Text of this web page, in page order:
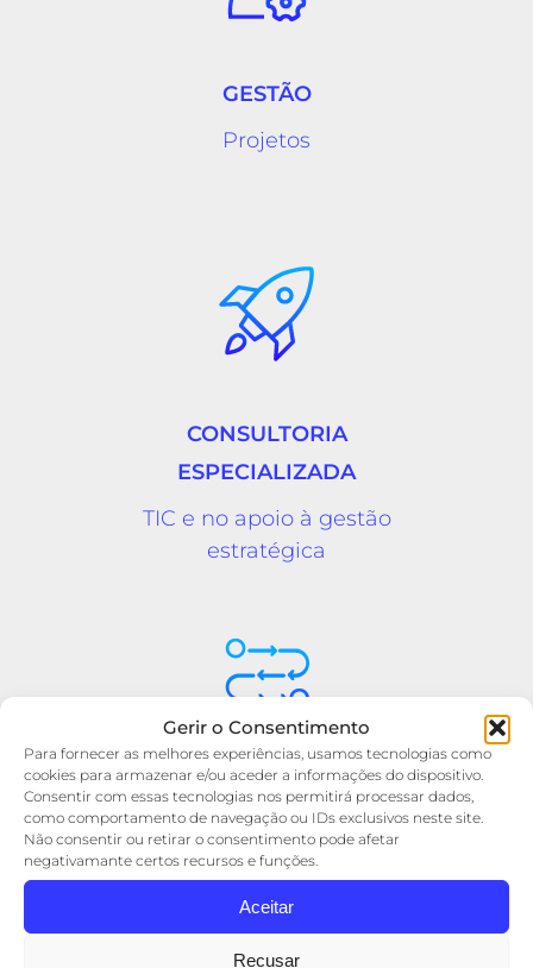
Gerir o Consentimento
Para fornecer as melhores experiências, usamos tecnologias como
cookies para armazenar e/ou aceder a informações do dispositivo.
Consentir com essas tecnologias nos permitirá processar dados,
como comportamento de navegação ou IDs exclusivos neste site.
Não consentir ou retirar o consentimento pode afetar
negativamante certos recursos e funções.
Aceitar
Recusar
GESTÃO
Projetos
CONSULTORIA
ESPECIALIZADA
TIC e no apoio à gestão
estratégica
IMPLEMENTAÇÃO
Integração e colocação
em serviço